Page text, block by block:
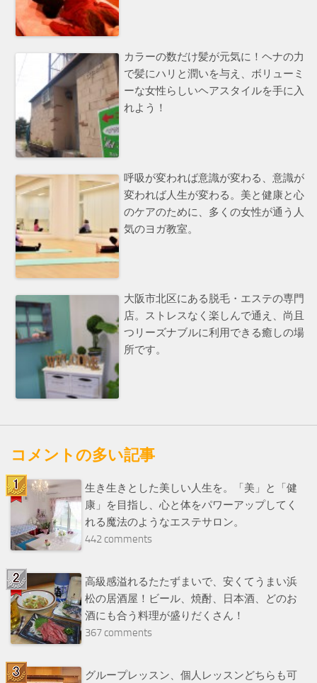
カラーの数だけ髪が元気に！ヘナの力
で髪にハリと潤いを与え、ボリューミ
ーな女性らしいヘアスタイルを手に入
れよう！
呼吸が変われば意識が変わる、意識が
変われば人生が変わる。美と健康と心
のケアのために、多くの女性が通う人
気のヨガ教室。
大阪市北区にある脱毛・エステの専門
店。ストレスなく楽しんで通え、尚且
つリーズナブルに利用できる癒しの場
所です。
コメントの多い記事
生き生きとした美しい人生を。「美」と「健
康」を目指し、心と体をパワーアップしてく
れる魔法のようなエステサロン。
442 comments
高級感溢れるたたずまいで、安くてうまい浜
松の居酒屋！ビール、焼酎、日本酒、どのお
酒にも合う料理が盛りだくさん！
367 comments
グループレッスン、個人レッスンどちらも可